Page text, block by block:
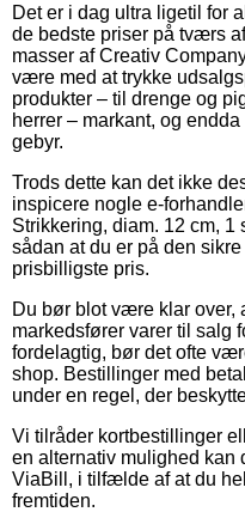
Det er i dag ultra ligetil for
de bedste priser på tværs
masser af Creativ
være med at trykke
produkter – til drenge og
herrer – markant, og
gebyr.
Trods dette kan det ikke
inspicere nogle e-
Strikkering, diam. 12 cm, 1
sådan at du er på den
prisbilligste pris.
Du bør blot være klar over,
markedsfører varer til salg
fordelagtig, bør det ofte
shop. Bestillinger med
under en regel, der
Vi tilråder kortbestillinger
en alternativ mulighed kan
ViaBill, i tilfælde af at du
fremtiden.